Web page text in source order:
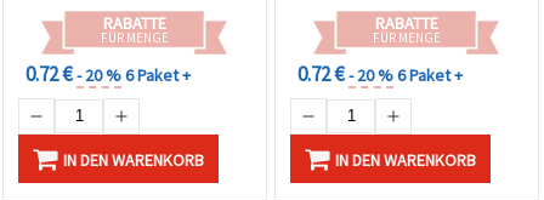
RABATTE
FÜR MENGE
0.72 €- 20 %6 Paket +
IN DEN WARENKORB
RABATTE
FÜR MENGE
0.72 €- 20 %6 Paket +
IN DEN WARENKORB